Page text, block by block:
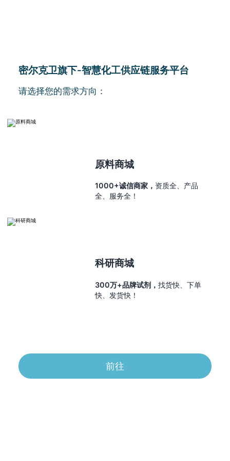
密尔克卫旗下-智慧化工供应链服务平台
请选择您的需求方向：
原料商城
1000+诚信商家， 资质全、产品
全、服务全！
科研商城
300万+品牌试剂，找货快、下单
快、发货快！
前往